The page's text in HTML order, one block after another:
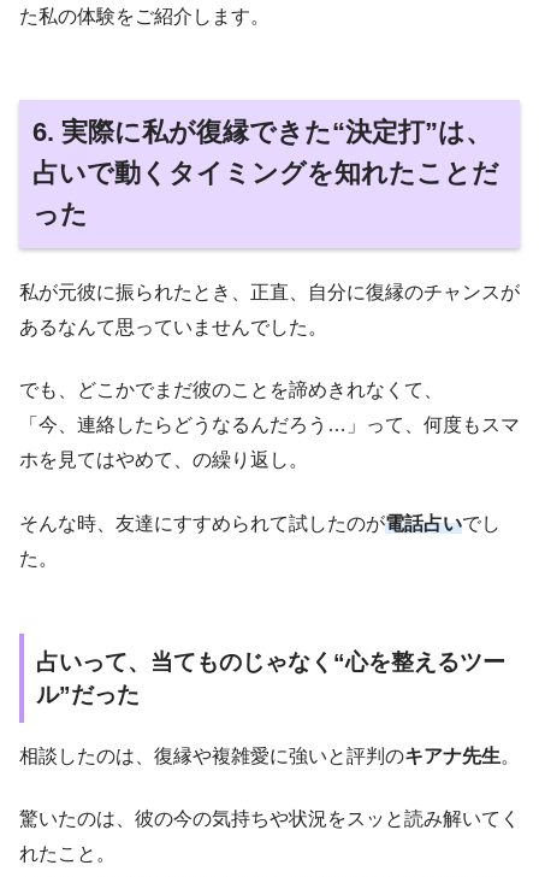
た私の体験をご紹介します。
6. 実際に私が復縁できた“決定打”は、
占いで動くタイミングを知れたことだ
った
私が元彼に振られたとき、正直、自分に復縁のチャンスが
あるなんて思っていませんでした。
でも、どこかでまだ彼のことを諦めきれなくて、
「今、連絡したらどうなるんだろう…」って、何度もスマ
ホを見てはやめて、の繰り返し。
そんな時、友達にすすめられて試したのが電話占いでし
た。
占いって、当てものじゃなく“心を整えるツー
ル”だった
相談したのは、復縁や複雑愛に強いと評判のキアナ先生。
驚いたのは、彼の今の気持ちや状況をスッと読み解いてく
れたこと。